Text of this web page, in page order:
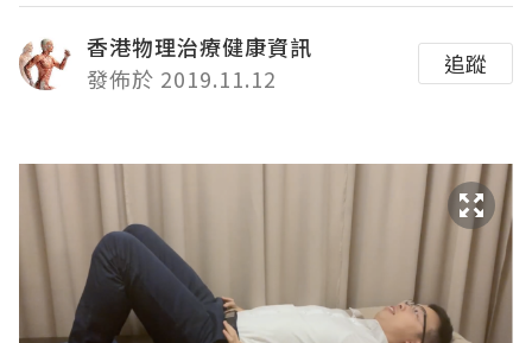
香港物理治療健康資訊
發佈於 2019.11.12
追蹤